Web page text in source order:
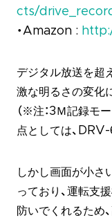
cts/
・Amazon :
デジタル放送を超
激な明るさの変化
（※注：3Ｍ記録モ
点としては、
しかし画面が小さ
っており、運転支
防いでくれるため